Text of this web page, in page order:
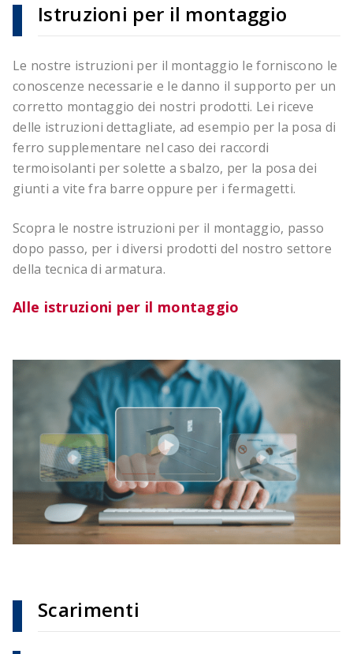
Istruzioni per il montaggio
Le nostre istruzioni per il montaggio le forniscono le
conoscenze necessarie e le danno il supporto per un
corretto montaggio dei nostri prodotti. Lei riceve
delle istruzioni dettagliate, ad esempio per la posa di
ferro supplementare nel caso dei raccordi
termoisolanti per solette a sbalzo, per la posa dei
giunti a vite fra barre oppure per i fermagetti.
Scopra le nostre istruzioni per il montaggio, passo
dopo passo, per i diversi prodotti del nostro settore
della tecnica di armatura.
Alle istruzioni per il montaggio
Scarimenti